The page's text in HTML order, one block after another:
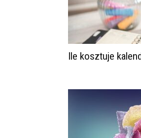
Ile kosztuje